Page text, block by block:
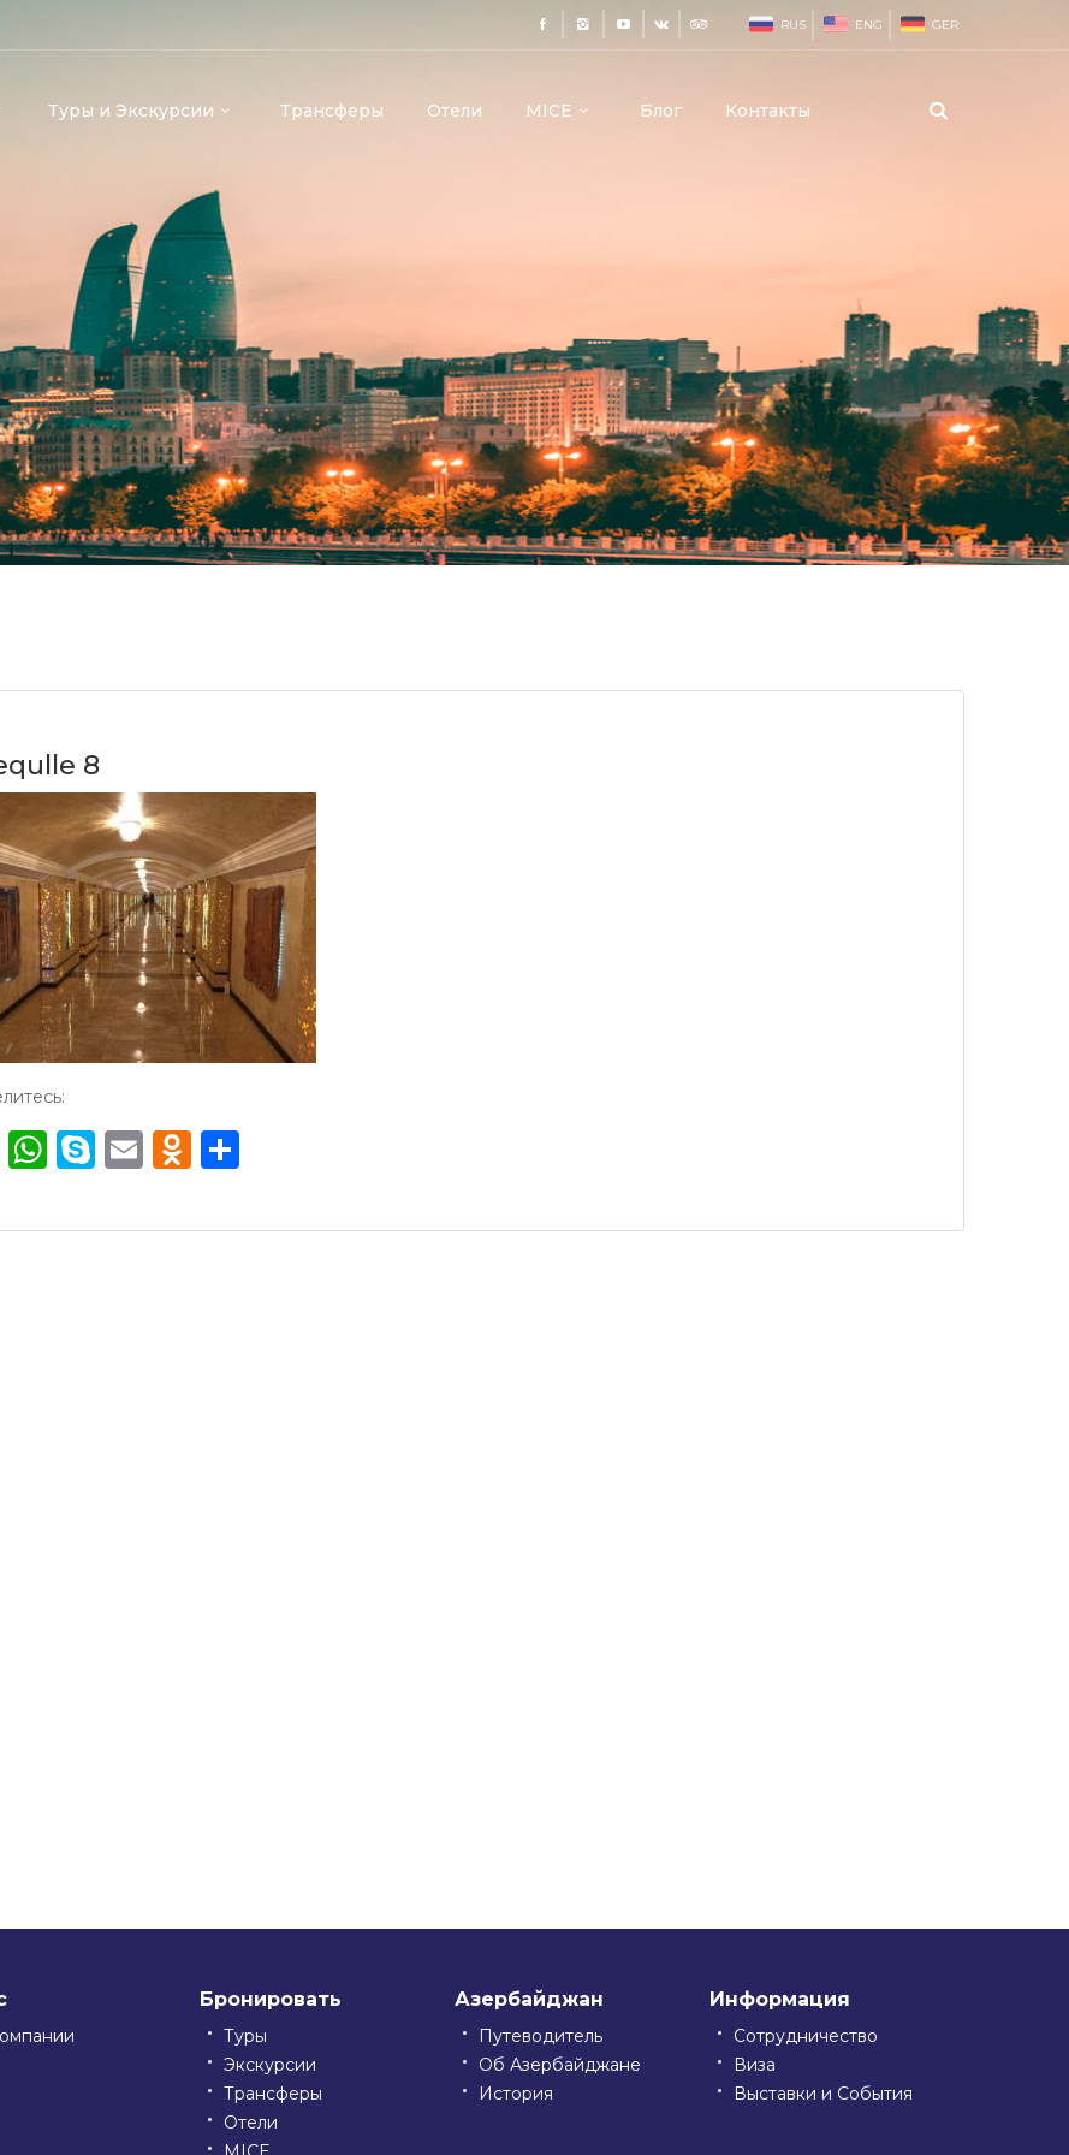
RUS ENG GER
Туры и Экскурсии Трансферы Отели MICE Блог Контакты
8
Facebook
WhatsApp
Skype
EmailOdnoklassniki
Бронировать
Туры
Экскурсии
Трансферы
Отели
Азербайджан
Путеводитель
Об Азербайджане
История
Информация
Сотрудничество
Виза
Выставки и События